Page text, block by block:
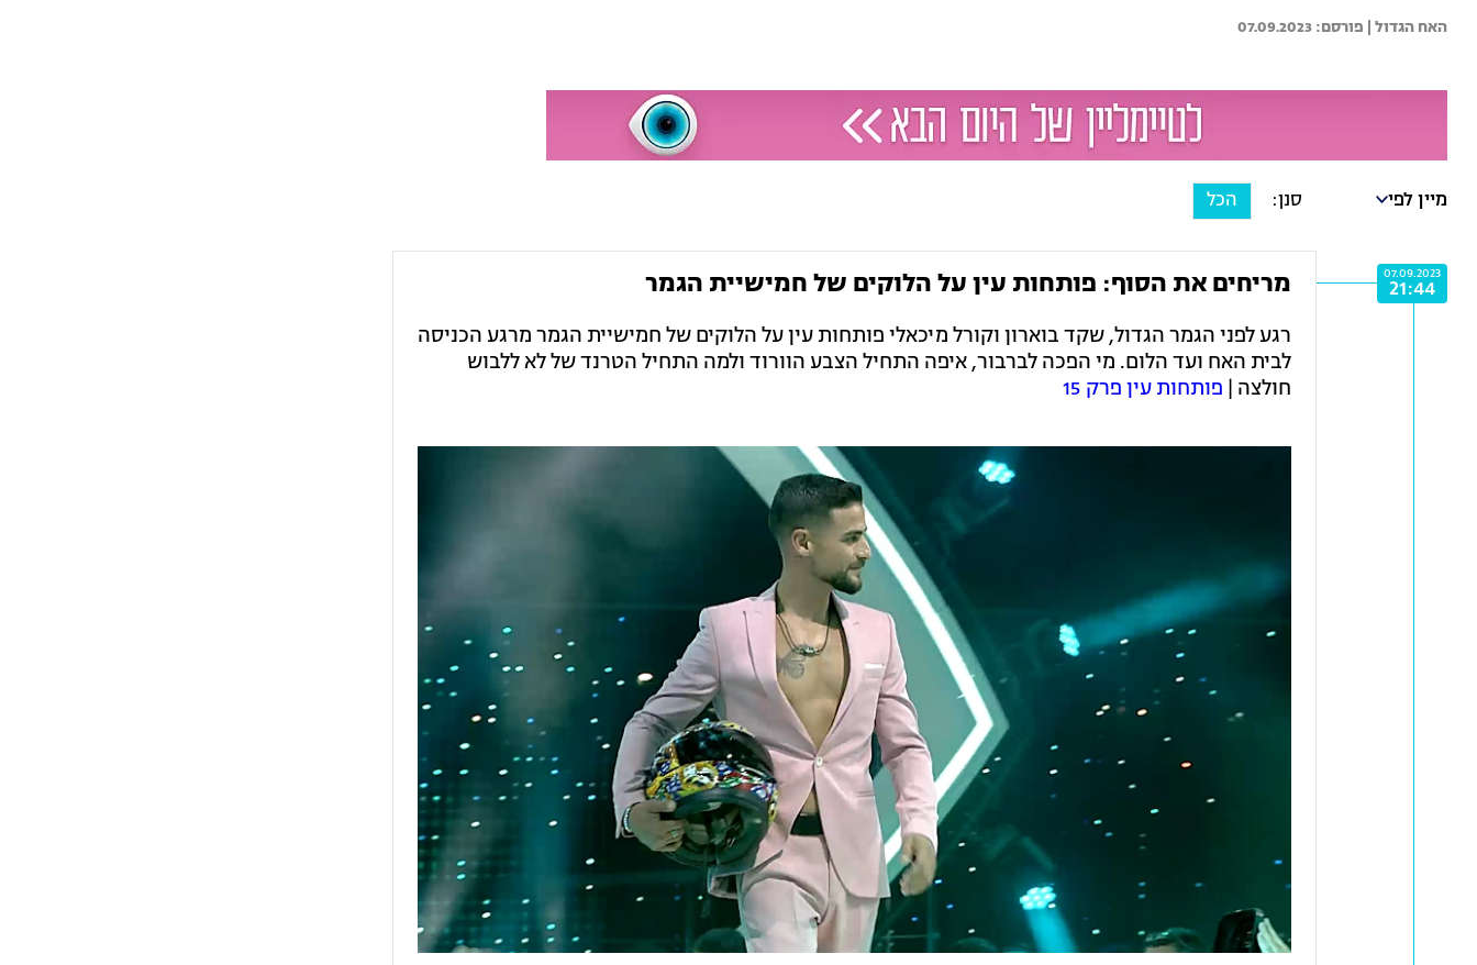
האח הגדול | 07.09.2023
מיין לפי הכל
07.09.2023
21:44 מריחים את הסוף: פותחות עין על הלוקים של חמישיית הגמר
רגע לפני הגמר הגדול, שקד בוארון וקורל מיכאלי פותחות עין על הלוקים של חמישיית הגמר מרגע הכניסה
לבית האח ועד הלום. מי הפכה לברבור, איפה התחיל הצבע הוורוד ולמה התחיל הטרנד של לא ללבוש
חולצה | פותחות עין פרק 15